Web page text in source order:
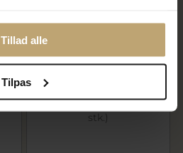
Tillad alle
Tilpas
CHOK
PRIS